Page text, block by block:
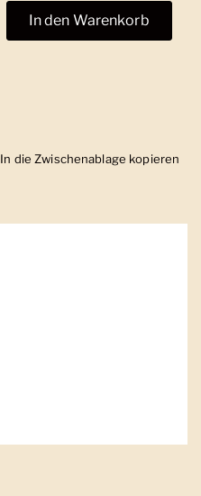
In den Warenkorb
In die Zwischenablage kopieren